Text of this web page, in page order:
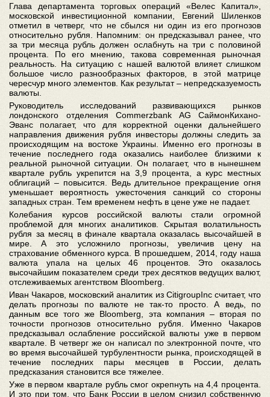
Глава департамента торговых операций «Велес Капитал»,
московской инвестиционной компании, Евгений Шиленков
отметил в четверг, что не сбылся ни один из его прогнозов
относительно рубля. Напомним: он предсказывал ранее, что
за три месяца рубль должен ослабнуть на три с половиной
процента. По его мнению, такова современная рыночная
реальность. На ситуацию с нашей валютой влияет слишком
большое число разнообразных факторов, в этой матрице
чересчур много элементов. Как результат – непредсказуемость
валюты.
Руководитель исследований развивающихся рынков
лондонского отделения Commerzbank AG СаймонКихано-
Эванс полагает, что для корректной оценки дальнейшего
направления движения рубля инвесторы должны следить за
происходящим на востоке Украины. Именно его прогнозы в
течение последнего года оказались наиболее близкими к
реальной рыночной ситуации. Он полагает, что в нынешнем
квартале рубль укрепится на 3,9 процента, а курс местных
облигаций – повысится. Ведь длительное прекращение огня
уменьшает вероятность ужесточения санкций со стороны
западных стран. Тем временем нефть в цене уже не падает.
Колебания курсов российской валюты стали огромной
проблемой для многих аналитиков. Скрытая волатильность
рубля за месяц в финале квартала оказалась высочайшей в
мире. А это усложнило прогнозы, увеличив цену на
страхование обменного курса. В прошедшем, 2014, году наша
валюта упала на целых 46 процентов. Это оказалось
высочайшим показателем среди трех десятков ведущих валют,
отслеживаемых агентством Bloomberg.
Иван Чакаров, московский аналитик из CitigroupInc считает, что
делать прогнозы по валюте не так-то просто. А ведь, по
данным все того же Bloomberg, эта компания – вторая по
точности прогнозов относительно рубля. Именно Чакаров
предсказывал ослабление российской валюты уже в первом
квартале. В четверг же он написал по электронной почте, что
во время высочайшей турбулентности рынка, происходящей в
течение последних пары месяцев в России, делать
предсказания становится все тяжелее.
Уже в первом квартале рубль смог окрепнуть на 4,4 процента.
И это при том, что Банк России в целом снизил собственную